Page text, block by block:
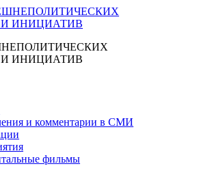
ИНИЦИАТИВ
и коммента­рии в СМИ
фильмы